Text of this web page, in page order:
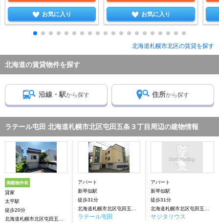
お気に入り お気に入り
北海道札幌市北区の賃貸を探す
北海道の賃貸物件を探す
沿線・駅から探す 住所から探す
ラテール屯田 北海道札幌市北区屯田五条３丁目周辺の建物情報
掲載物件有
貸家
太平駅
徒歩20分
アパート
新琴似駅
徒歩31分
ラテール屯田
アパート
新琴似駅
徒歩31分
サジタリウス